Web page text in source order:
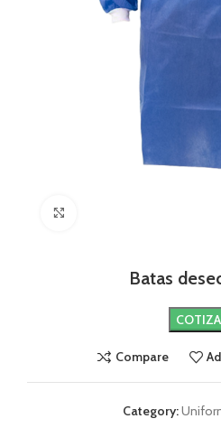
Batas
Compare
Category: